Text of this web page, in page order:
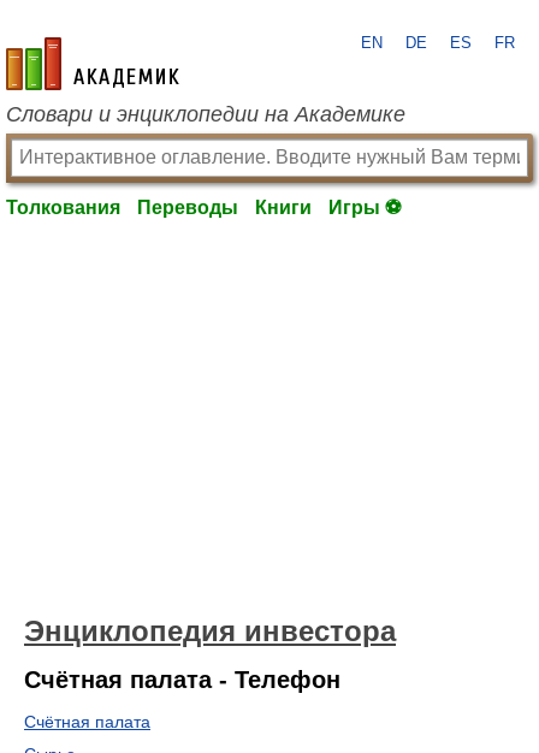
academic.ru
EN DE ES FR
Словари и энциклопедии на Академике
Толкования Переводы Книги Игры ⚽
Энциклопедия инвестора
Счётная палата - Телефон
Счётная палата